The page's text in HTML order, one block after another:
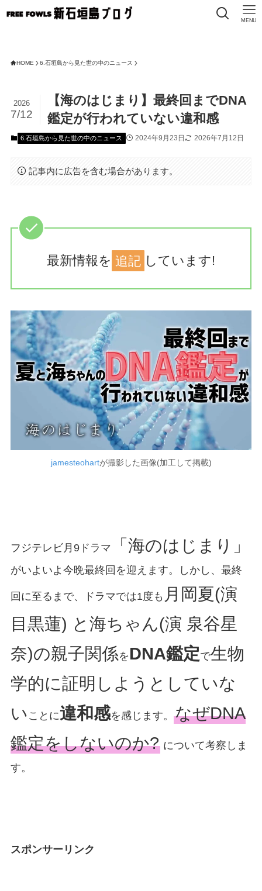
MENU
HOME 6.石垣島から見た世の中のニュース
【海のはじまり】最終回までDNA
鑑定が行われていない違和感
2026
7/12
6.石垣島から見た世の中のニュース 2024年9月23日 2026年7月12日
記事内に広告を含む場合があります。
最新情報を 追記 しています!
jamesteohartが撮影した画像(加工して掲載)
フジテレビ月9ドラマ 「海のはじまり」
がいよいよ今晩最終回を迎えます。しかし、最終
回に至るまで、ドラマでは1度も 月岡夏(演
目黒蓮) と海ちゃん(演 泉谷星
奈)の親子関係を DNA鑑定で生物
学的に証明しようとしていな
い ことに違和感を感じます。 なぜDNA
鑑定をしないのか?について考察しま
す。
スポンサーリンク